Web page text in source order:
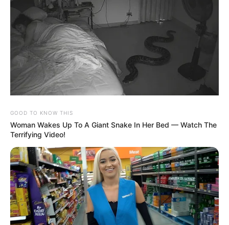
GOOD TO KNOW THIS
Woman Wakes Up To A Giant Snake In Her Bed — Watch The
Terrifying Video!